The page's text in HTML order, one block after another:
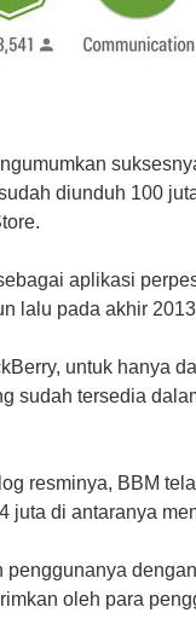
diunduh 100
aplikasi
lalu pada akhir
untuk hanya
sudah tersedia
resminya, BBM
juta di antaranya
oleh para